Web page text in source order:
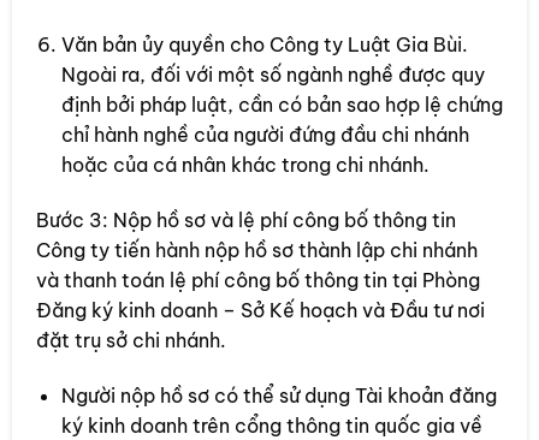
Văn bản ủy quyền cho Công ty Luật Gia Bùi.
Ngoài ra, đối với một số ngành nghề được quy
định bởi pháp luật, cần có bản sao hợp lệ chứng
chỉ hành nghề của người đứng đầu chi nhánh
hoặc của cá nhân khác trong chi nhánh.
Bước 3: Nộp hồ sơ và lệ phí công bố thông tin
Công ty tiến hành nộp hồ sơ thành lập chi nhánh
và thanh toán lệ phí công bố thông tin tại Phòng
Đăng ký kinh doanh – Sở Kế hoạch và Đầu tư nơi
đặt trụ sở chi nhánh.
Người nộp hồ sơ có thể sử dụng Tài khoản đăng
ký kinh doanh trên cổng thông tin quốc gia về